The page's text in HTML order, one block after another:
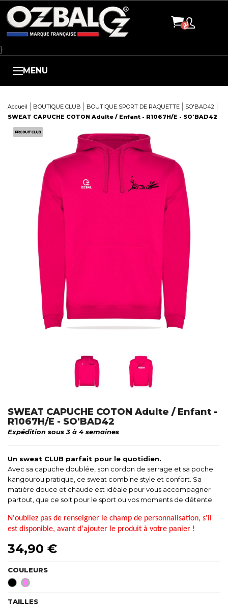
}
MENU
Accueil BOUTIQUE CLUB BOUTIQUE SPORT DE RAQUETTE
SO'BAD42
SWEAT CAPUCHE COTON Adulte / Enfant - R1067H/E - SO'BAD42
Here
SWEAT CAPUCHE COTON Adulte / Enfant -
R1067H/E - SO'BAD42
Expédition sous 3 à 4 semaines
Un sweat CLUB parfait pour le quotidien.
Avec sa capuche doublée, son cordon de serrage et sa poche
kangourou pratique, ce sweat combine style et confort. Sa
matière douce et chaude est idéale pour vous accompagner
partout, que ce soit pour le sport ou vos moments de détente.
N'oubliez pas de renseigner le champ de personnalisation, s'il
est disponible, avant d'ajouter le produit à votre panier !
34,90 €
COULEURS
NoirRose
TAILLES
Panneau de gestion des cookies